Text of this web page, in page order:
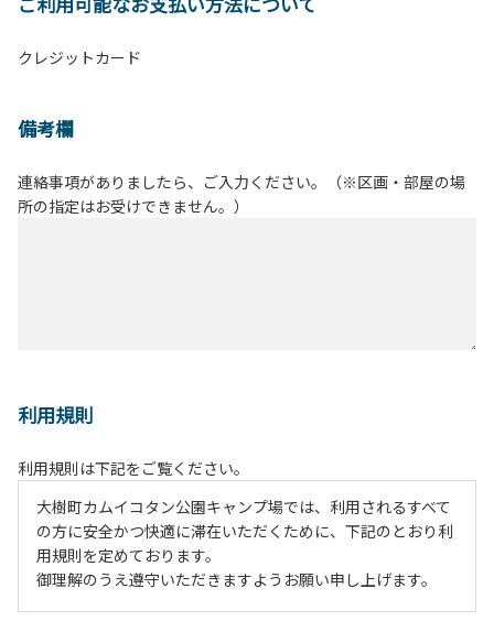
クレジットカード
備考欄
連絡事項がありましたら、ご入力ください。（※区画・部屋の場
所の指定はお受けできません。）
利用規則
利用規則は下記をご覧ください。
大樹町カムイコタン公園キャンプ場では、利用されるすべて
の方に安全かつ快適に滞在いただくために、下記のとおり利
用規則を定めております。
御理解のうえ遵守いただきますようお願い申し上げます。